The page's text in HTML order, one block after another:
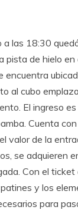
a las 18:30
pista de hielo
encuentra
al cubo
El ingreso
Cuenta
valor de la
se adquieren
Con el ticket
y los
para